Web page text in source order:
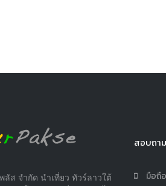
ลัส จำกัด นำเที่ยว ทัวร์ลาวใต้
สอบถา
มือถื